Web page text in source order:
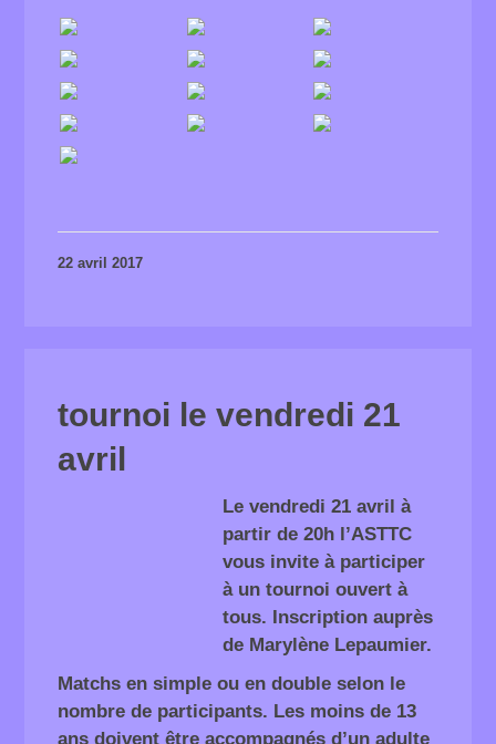
22 avril 2017
tournoi le vendredi 21
avril
Le vendredi 21 avril à
partir de 20h l’ASTTC
vous invite à participer
à un tournoi ouvert à
tous. Inscription auprès
de Marylène Lepaumier.
Matchs en simple ou en double selon le
nombre de participants. Les moins de 13
ans doivent être accompagnés d’un adulte